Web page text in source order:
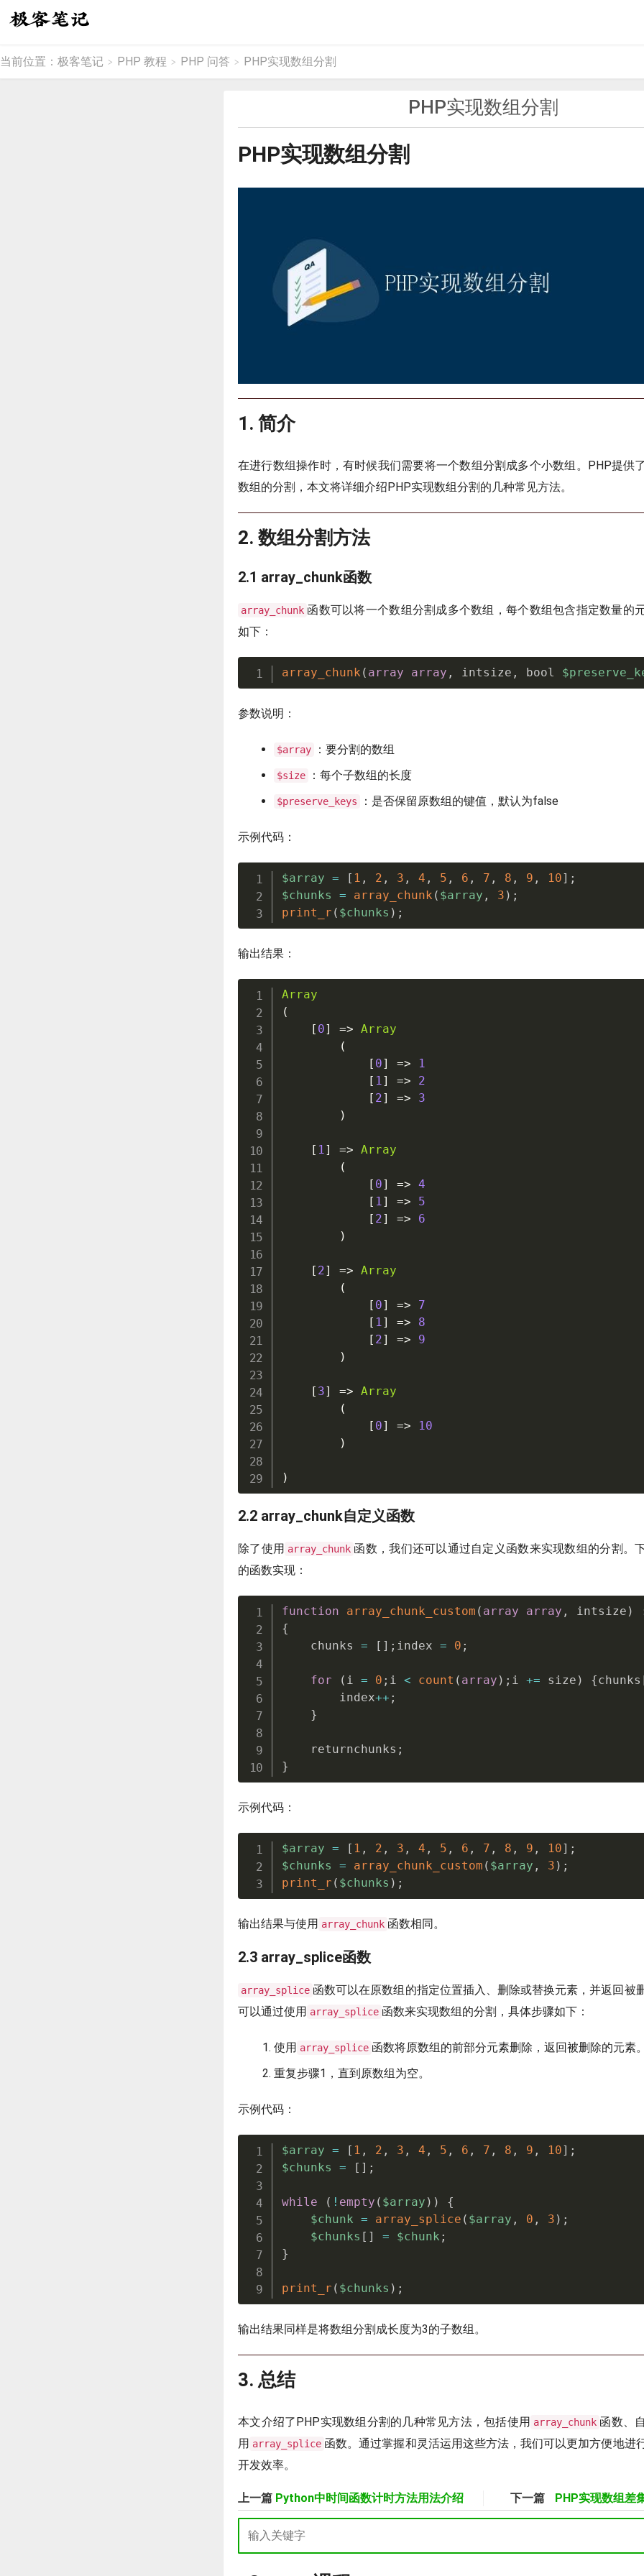
当前位置： 极客笔记 > PHP 教程 > PHP 问答 > PHP实现数组分割
PHP实现数组分割
PHP实现数组分割
1. 简介
在进行数组操作时，有时候我们需要将一个数组分割成多个小数组。PHP提供
数组的分割，本文将详细介绍PHP实现数组分割的几种常见方法。
2. 数组分割方法
2.1 array_chunk函数
array_chunk 函数可以将一个数组分割成多个数组，每个数组包含指定数量的
如下：
array_chunk ( array array , intsize , bool
参数说明：
$array ：要分割的数组
$size ：每个子数组的长度
$preserve_keys ：是否保留原数组的键值，默认为false
示例代码：
$array = [ 1 , 2 , 3 , 4 , 5 , 6 , 7 , 8 , 9 , 10] ;
$chunks
= array_chunk ( $array , 3 ) ;
print_r ( $chunks ) ;
输出结果：
Array
(
[ 0] => Array
(
[ 0] =>
1
[ 1 ] =>
2
[ 2] =>
3
)
[ 1 ] => Array
(
[ 0] => 4
[ 1 ] =>
5
[ 2] =>
6
)
[ 2] => Array
(
[ 0] =>
7
[ 1 ] =>
8
[ 2] =>
9
)
[ 3] => Array
(
[ 0] =>
10
)
)
2.2 array_chunk自定义函数
除了使用 array_chunk 函数，我们还可以通过自定义函数来实现数组的分割。
的函数实现：
function array_chunk_custom ( array array , intsize )
{
    chunks
= [ ] ; index = 0 ;
for ( i = 0 ; i < count ( array ) ; i += size ) {chunks
        index
++ ;
}
    returnchunks
;
}
示例代码：
$array = [ 1 , 2 , 3 , 4 , 5 , 6 , 7 , 8 , 9 , 10] ;
$chunks
= array_chunk_custom ( $array , 3 ) ;
print_r ( $chunks ) ;
输出结果与使用 array_chunk 函数相同。
2.3 array_splice函数
array_splice 函数可以在原数组的指定位置插入、删除或替换元素，并返回被
可以通过使用 array_splice 函数来实现数组的分割，具体步骤如下：
使用 array_splice 函数将原数组的前部分元素删除，返回被删除的元素。
重复步骤1，直到原数组为空。
示例代码：
$array = [ 1 , 2 , 3 , 4 , 5 , 6 , 7 , 8 , 9 , 10] ;
$chunks
= [ ] ;
while ( ! empty ( $array ) )
{
$chunk = array_splice ( $array , 0 , 3 ) ;
$chunks [ ] = $chunk ;
}
print_r ( $chunks ) ;
输出结果同样是将数组分割成长度为3的子数组。
3. 总结
本文介绍了PHP实现数组分割的几种常见方法，包括使用 array_chunk 函数、
用 array_splice 函数。通过掌握和灵活运用这些方法，我们可以更加方便地进
开发效率。
上一篇 Python中时间函数计时方法用法介绍 下一篇 PHP实现数组差